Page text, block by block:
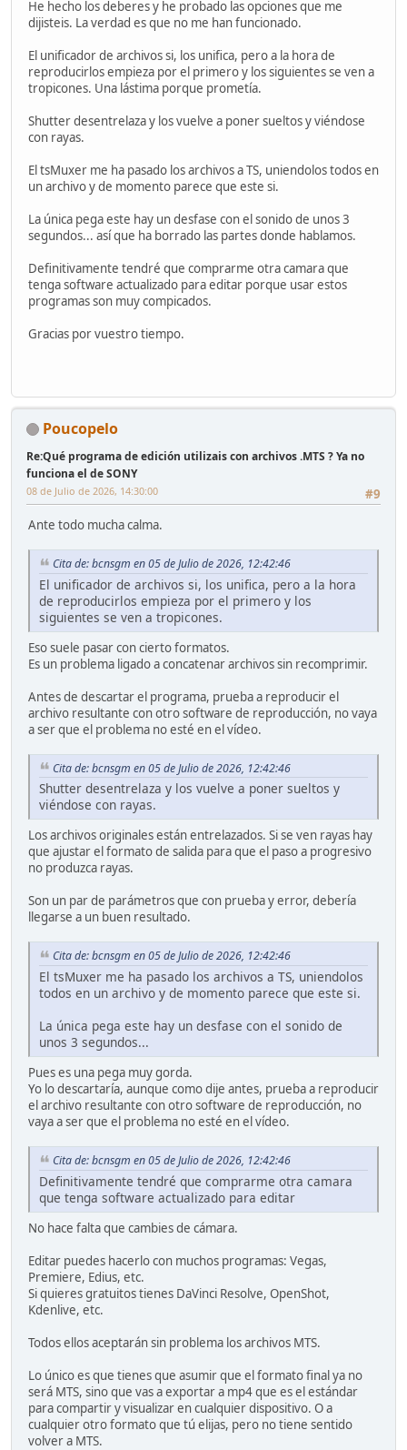
He hecho los deberes y he probado las opciones que me
dijisteis. La verdad es que no me han funcionado.
El unificador de archivos si, los unifica, pero a la hora de
reproducirlos empieza por el primero y los siguientes se ven a
tropicones. Una lástima porque prometía.
Shutter desentrelaza y los vuelve a poner sueltos y viéndose
con rayas.
El tsMuxer me ha pasado los archivos a TS, uniendolos todos en
un archivo y de momento parece que este si.
La única pega este hay un desfase con el sonido de unos 3
segundos... así que ha borrado las partes donde hablamos.
Definitivamente tendré que comprarme otra camara que
tenga software actualizado para editar porque usar estos
programas son muy compicados.
Gracias por vuestro tiempo.
Poucopelo
Re:Qué programa de edición utilizais con archivos .MTS ? Ya no
funciona el de SONY
#9
08 de Julio de 2026, 14:30:00
Ante todo mucha calma.
Cita de: bcnsgm en 05 de Julio de 2026, 12:42:46
El unificador de archivos si, los unifica, pero a la hora
de reproducirlos empieza por el primero y los
siguientes se ven a tropicones.
Eso suele pasar con cierto formatos.
Es un problema ligado a concatenar archivos sin recomprimir.
Antes de descartar el programa, prueba a reproducir el
archivo resultante con otro software de reproducción, no vaya
a ser que el problema no esté en el vídeo.
Cita de: bcnsgm en 05 de Julio de 2026, 12:42:46
Shutter desentrelaza y los vuelve a poner sueltos y
viéndose con rayas.
Los archivos originales están entrelazados. Si se ven rayas hay
que ajustar el formato de salida para que el paso a progresivo
no produzca rayas.
Son un par de parámetros que con prueba y error, debería
llegarse a un buen resultado.
Cita de: bcnsgm en 05 de Julio de 2026, 12:42:46
El tsMuxer me ha pasado los archivos a TS, uniendolos
todos en un archivo y de momento parece que este si.
La única pega este hay un desfase con el sonido de
unos 3 segundos...
Pues es una pega muy gorda.
Yo lo descartaría, aunque como dije antes, prueba a reproducir
el archivo resultante con otro software de reproducción, no
vaya a ser que el problema no esté en el vídeo.
Cita de: bcnsgm en 05 de Julio de 2026, 12:42:46
Definitivamente tendré que comprarme otra camara
que tenga software actualizado para editar
No hace falta que cambies de cámara.
Editar puedes hacerlo con muchos programas: Vegas,
Premiere, Edius, etc.
Si quieres gratuitos tienes DaVinci Resolve, OpenShot,
Kdenlive, etc.
Todos ellos aceptarán sin problema los archivos MTS.
Lo único es que tienes que asumir que el formato final ya no
será MTS, sino que vas a exportar a mp4 que es el estándar
para compartir y visualizar en cualquier dispositivo. O a
cualquier otro formato que tú elijas, pero no tiene sentido
volver a MTS.